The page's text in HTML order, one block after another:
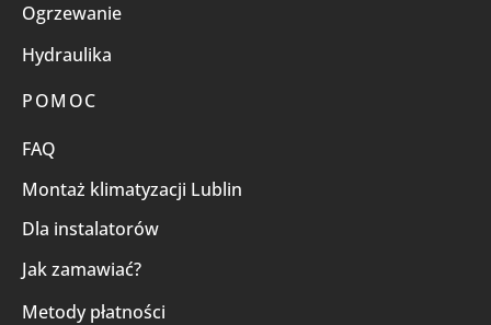
Ogrzewanie
Hydraulika
POMOC
FAQ
Montaż klimatyzacji Lublin
Dla instalatorów
Jak zamawiać?
Metody płatności